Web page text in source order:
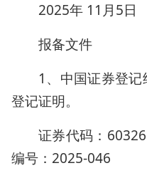
2025年 11月5日
报备文件
1、中国证券登
登记证明。
证券代码：
编号：2025-046